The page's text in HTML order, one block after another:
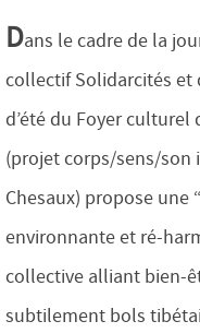
Dans le cadre de la
collectif Solidarcités et
d’été du Foyer
(projet corps/sens/son
Chesaux) propose une
environnante et ré-
collective alliant bien-
subtilement bols